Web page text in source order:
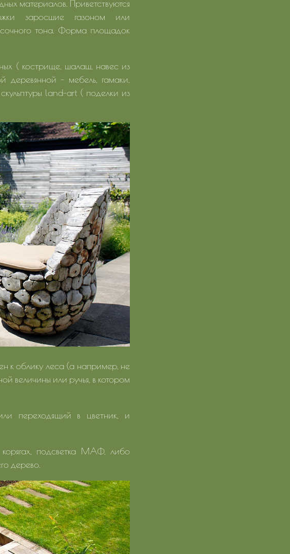
материалов. Приветствуются
заросшие газоном или
тона. Форма площадок
( кострище, шалаш, навес из
деревянной - мебель, гамаки,
land-art ( поделки из
к облику леса (а например, не
величины или ручья, в котором
переходящий в цветник, и
подсветка МАФ, либо
дерево.